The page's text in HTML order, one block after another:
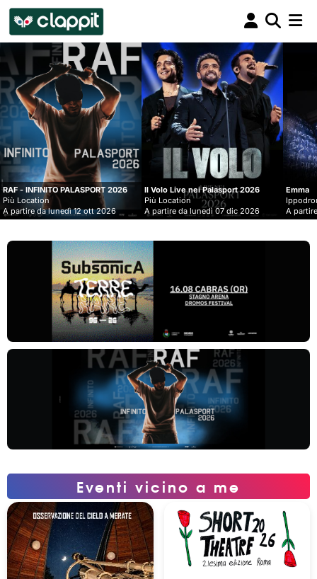
Clappit
biglietteria
2026
2026
Il Volo Live nei Palasport 2026
Più Location
A partire da lunedì 07 dic 2026
Emma
Ippodromo Snai - San Siro
A partire da mercoledì 09 set
Eventi vicino a me